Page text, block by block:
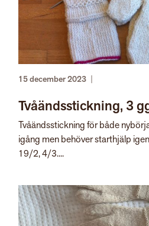
15 december 2023 |
Tvåändsstickning, 3
Tvåändsstickning för både
igång men behöver starthjälp
19/2, 4/3....